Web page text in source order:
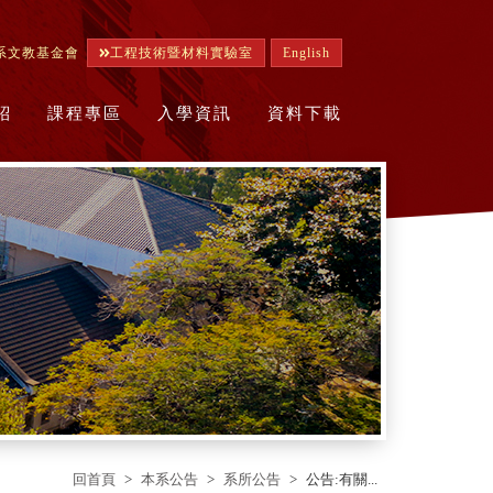
文教基金會 工程技術暨材料實驗室 English
課程專區 入學資訊 資料下載
回首頁 本系公告 系所公告 公告:有關...